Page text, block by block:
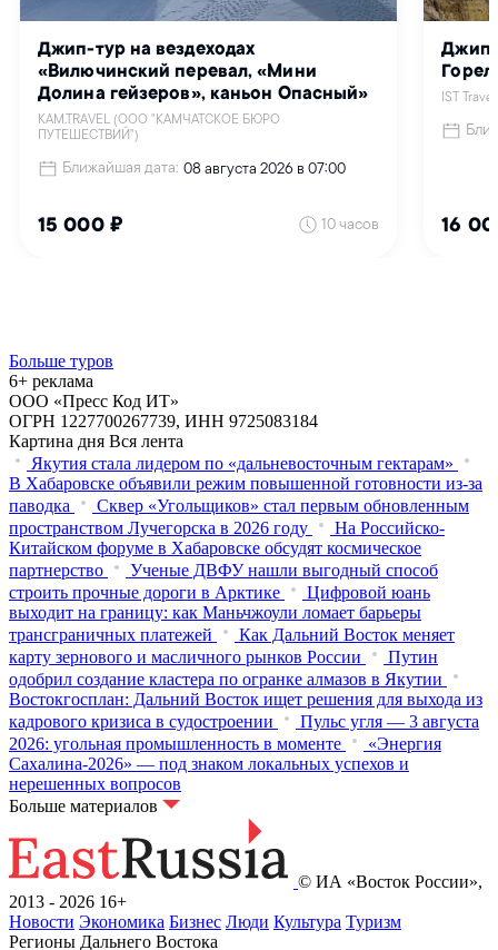
Больше туров
6+ реклама
ООО «Пресс Код ИТ»
ОГРН 1227700267739, ИНН 9725083184
Картина дня Вся лента
Якутия стала лидером по «дальневосточным гектарам»
В Хабаровске объявили режим повышенной готовности из‑за
паводка
Сквер «Угольщиков» стал первым обновленным
пространством Лучегорска в 2026 году
На Российско-
Китайском форуме в Хабаровске обсудят космическое
партнерство
Ученые ДВФУ нашли выгодный способ
строить прочные дороги в Арктике
Цифровой юань
выходит на границу: как Маньчжоули ломает барьеры
трансграничных платежей
Как Дальний Восток меняет
карту зернового и масличного рынков России
Путин
одобрил создание кластера по огранке алмазов в Якутии
Востокгосплан: Дальний Восток ищет решения для выхода из
кадрового кризиса в судостроении
Пульс угля — 3 августа
2026: угольная промышленность в моменте
«Энергия
Сахалина-2026» — под знаком локальных успехов и
нерешенных вопросов
Больше материалов
© ИА «Восток России»,
2013 - 2026 16+
Новости Экономика Бизнес Люди Культура Туризм
Регионы Дальнего Востока